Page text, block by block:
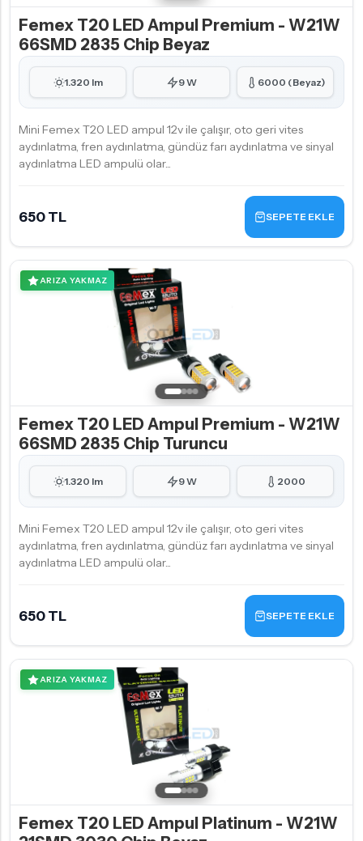
Femex T20 LED Ampul Premium - W21W
66SMD 2835 Chip Beyaz
1.320 lm 9 W 6000 (Beyaz)
Mini Femex T20 LED ampul 12v ile çalışır, oto geri vites
aydınlatma, fren aydınlatma, gündüz farı aydınlatma ve sinyal
aydınlatma LED ampulü olar...
650 TL SEPETE EKLE
ARIZA YAKMAZ
Femex T20 LED Ampul Premium - W21W
66SMD 2835 Chip Turuncu
1.320 lm 9 W 2000
Mini Femex T20 LED ampul 12v ile çalışır, oto geri vites
aydınlatma, fren aydınlatma, gündüz farı aydınlatma ve sinyal
aydınlatma LED ampulü olar...
650 TL SEPETE EKLE
ARIZA YAKMAZ
Femex T20 LED Ampul Platinum - W21W